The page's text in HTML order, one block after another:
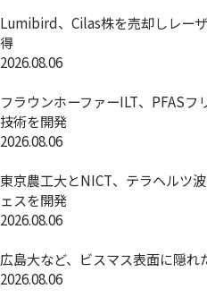
Lumibird、Cilas株を売却しレー
得
2026.08.06
フラウンホーファーILT、PFAS
技術を開発
2026.08.06
東京農工大とNICT、テラヘルツ
ェスを開発
2026.08.06
広島大など、ビスマス表面に隠れ
2026.08.06